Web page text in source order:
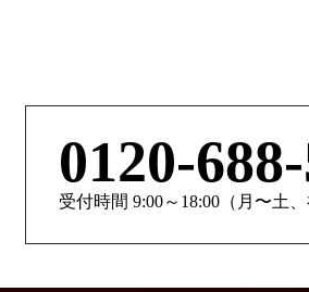
0120-
受付時間 9:00～18:00（月〜土、